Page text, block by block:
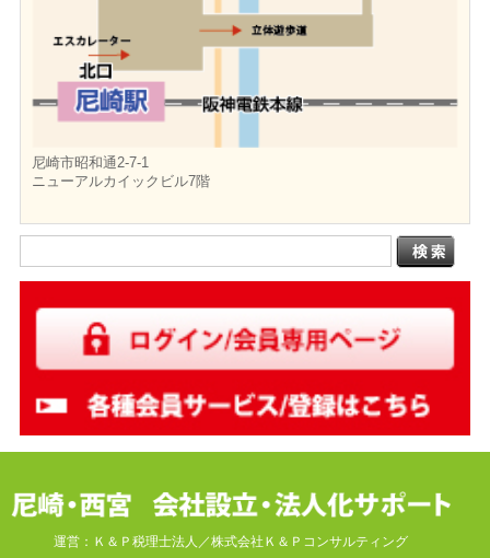
尼崎市昭和通2-7-1
ニューアルカイックビル7階
運営：Ｋ＆Ｐ税理士法人／株式会社Ｋ＆Ｐコンサルティング